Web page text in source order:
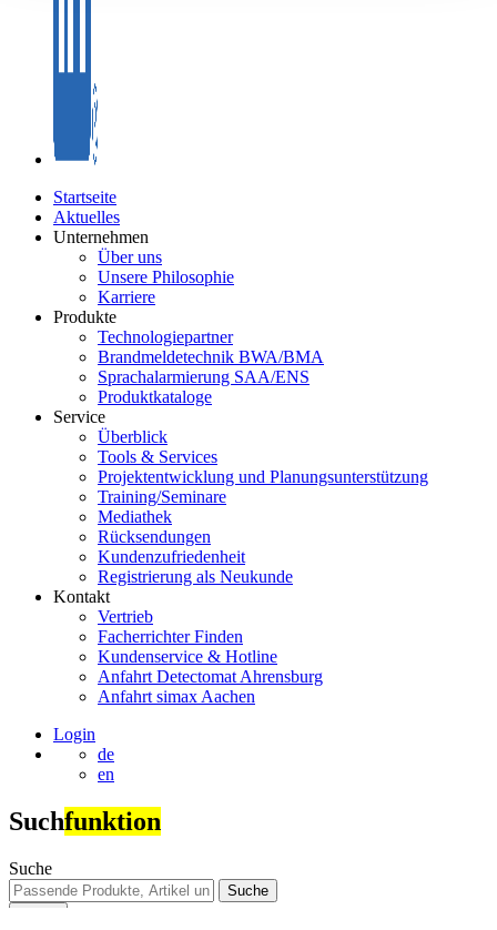
Startseite
Aktuelles
Unternehmen
Über uns
Unsere Philosophie
Karriere
Produkte
Technologiepartner
Brandmeldetechnik BWA/BMA
Sprachalarmierung SAA/ENS
Produktkataloge
Service
Überblick
Tools & Services
Projektentwicklung und Planungsunterstützung
Training/Seminare
Mediathek
Rücksendungen
Kundenzufriedenheit
Registrierung als Neukunde
Kontakt
Vertrieb
Facherrichter Finden
Kundenservice & Hotline
Anfahrt Detectomat Ahrensburg
Anfahrt simax Aachen
Login
de
en
Suchfunktion
Suche
Suche